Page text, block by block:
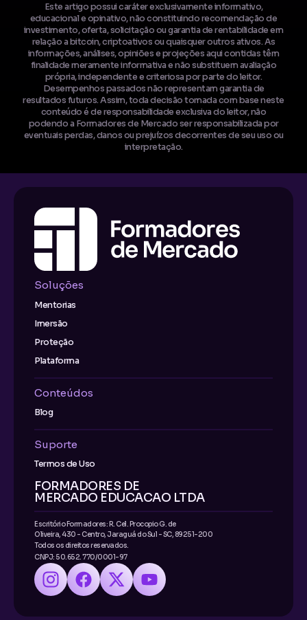
Este artigo possui caráter exclusivamente informativo,
educacional e opinativo, não constituindo recomendação de
investimento, oferta, solicitação ou garantia de rentabilidade em
relação a bitcoin, criptoativos ou quaisquer outros ativos. As
informações, análises, opiniões e projeções aqui contidas têm
finalidade meramente informativa e não substituem avaliação
própria, independente e criteriosa por parte do leitor.
Desempenhos passados não representam garantia de
resultados futuros. Assim, toda decisão tomada com base neste
conteúdo é de responsabilidade exclusiva do leitor, não
podendo a Formadores de Mercado ser responsabilizada por
eventuais perdas, danos ou prejuízos decorrentes de seu uso ou
interpretação.
Soluções
Mentorias
Imersão
Proteção
Plataforma
Conteúdos
Blog
Suporte
Termos de Uso
FORMADORES DE
MERCADO EDUCACAO LTDA
Escritório Formadores: R. Cel. Procopio G. de
Oliveira, 430 - Centro, Jaraguá do Sul - SC, 89251-200
Todos os direitos reservados.
CNPJ: 50.652. 770/0001-97